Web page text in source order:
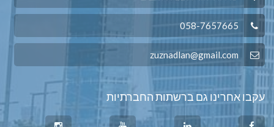
עקבו אחרינו גם ברשתות החברתיות